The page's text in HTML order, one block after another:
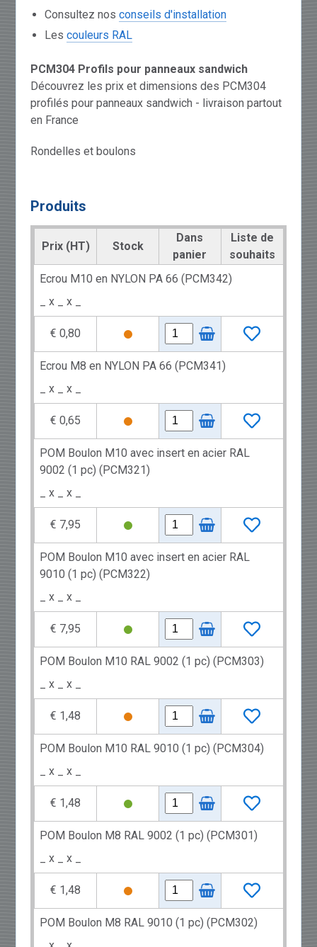
Consultez nosconseils d'installation
Lescouleurs RAL
PCM304 Profils pour panneaux sandwich
Découvrez les prix et dimensions des PCM304
profilés pour panneaux sandwich - livraison partout
en France
Rondelles et boulons
Produits
Prix (HT) Stock
Dans
panier
Liste de
souhaits
Ecrou M10 en NYLON PA 66 (PCM342)
_ x _ x _
€ 0,80
Ecrou M8 en NYLON PA 66 (PCM341)
_ x _ x _
€ 0,65
POM Boulon M10 avec insert en acier RAL
9002 (1 pc) (PCM321)
_ x _ x _
€ 7,95
POM Boulon M10 avec insert en acier RAL
9010 (1 pc) (PCM322)
_ x _ x _
€ 7,95
POM Boulon M10 RAL 9002 (1 pc) (PCM303)
_ x _ x _
€ 1,48
POM Boulon M10 RAL 9010 (1 pc) (PCM304)
_ x _ x _
€ 1,48
POM Boulon M8 RAL 9002 (1 pc) (PCM301)
_ x _ x _
€ 1,48
POM Boulon M8 RAL 9010 (1 pc) (PCM302)